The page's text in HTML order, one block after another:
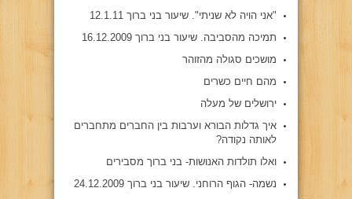
"אני הויה לא שניתי". שיעור בני ברוך 12.1.11
תמיכה מהסביבה. שיעור בני ברוך 16.12.2009
מושכים סגולה מהזוהר
מהם חיים כשרים
ירושלים של מעלה
איך גדלות הבורא וערבות בין החברים מתחברים
לאותה נקודה?
ואלו תולדות האנושות- בני ברוך מסבירים
נשמה- הגוף הרוחני. שיעור בני ברוך 24.12.2009